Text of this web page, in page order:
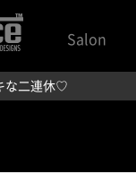
Salon
な二連休♡